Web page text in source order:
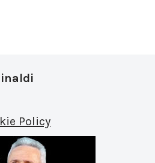
Policy